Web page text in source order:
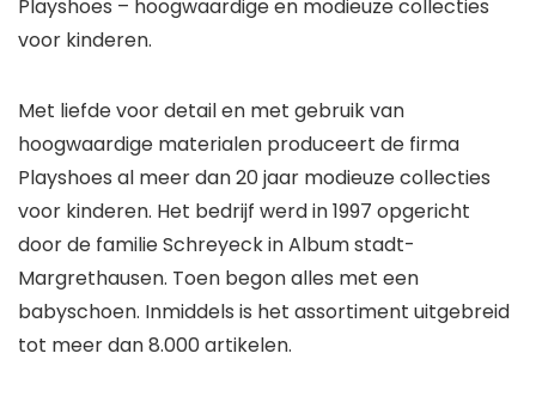
Playshoes – hoogwaardige en modieuze collecties
voor kinderen.
Met liefde voor detail en met gebruik van
hoogwaardige materialen produceert de firma
Playshoes al meer dan 20 jaar modieuze collecties
voor kinderen. Het bedrijf werd in 1997 opgericht
door de familie Schreyeck in Album stadt-
Margrethausen. Toen begon alles met een
babyschoen. Inmiddels is het assortiment uitgebreid
tot meer dan 8.000 artikelen.